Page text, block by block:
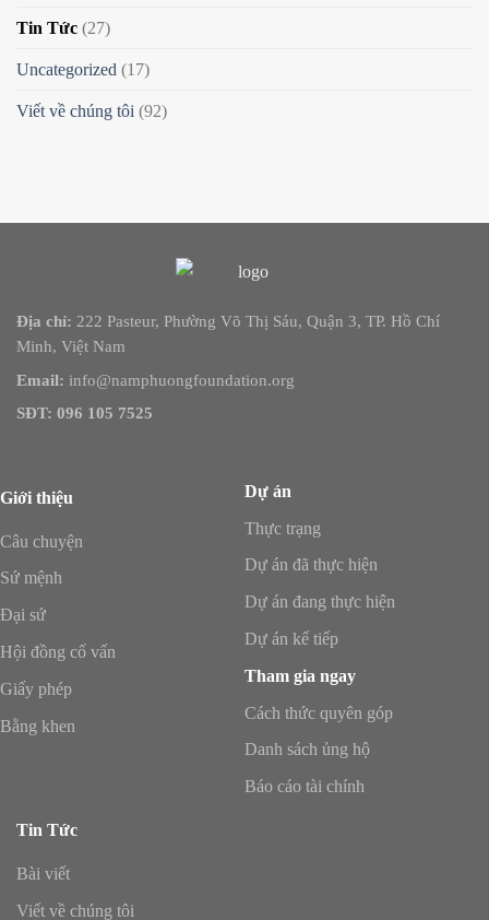
Tin Tức (27)
Uncategorized (17)
Viết về chúng tôi (92)
Địa chỉ: 222 Pasteur, Phường Võ Thị Sáu, Quận 3, TP. Hồ Chí
Minh, Việt Nam
Email: info@namphuongfoundation.org
SĐT: 096 105 7525
Giới thiệu
Câu chuyện
Sứ mệnh
Đại sứ
Hội đồng cố vấn
Giấy phép
Bằng khen
Dự án
Thực trạng
Dự án đã thực hiện
Dự án đang thực hiện
Dự án kế tiếp
Tham gia ngay
Cách thức quyên góp
Danh sách ủng hộ
Báo cáo tài chính
Tin Tức
Bài viết
Viết về chúng tôi